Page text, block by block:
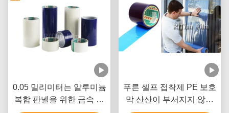
0.05 밀리미터는 알루미늄
복합 판넬을 위한 금속 판
푸른 셀프 접착제 PE 보호
막 산산이 부서지지 않는